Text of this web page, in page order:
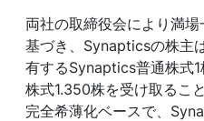
両社の取締役会により満
基づき、Synapticsの株主
有するSynaptics普通株式
株式1.350株を受け取るこ
完全希薄化ベースで、